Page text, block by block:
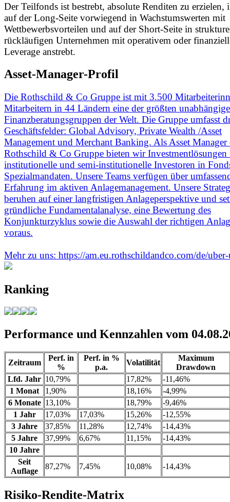
Der Teilfonds ist bestrebt, absolute Renditen zu erzielen,
auf der Long-Seite vorwiegend in Wachstumswerten mit
Wettbewerbsvorteilen und auf der Short-Seite in
rückläufigen Unternehmen mit operativem oder
Leverage anstrebt.
Asset-Manager-Profil
Die Rothschild & Co Gruppe ist mit 3.500
Mitarbeitern in 44 Ländern eine der größten
Finanzberatungsgruppen der Welt. Die Gruppe umfasst
Geschäftsfelder: Global Advisory, Private Wealth /Asset
Management und Merchant Banking. Als Asset Manager
Rothschild & Co Gruppe bieten wir Investmentlösungen
institutionelle und semi-institutionelle Investoren in
Spezialmandaten. Unsere Teams verfügen über
Erfahrung im aktiven Anlagemanagement. Unsere
beruhen auf einer langfristigen Anlageperspektive und
gründliche Fundamentalanalyse, eine Bewertung des
Konjunkturzyklus sowie die Auswahl der richtigen
voraus.
Mehr zu uns: https://am.eu.rothschildandco.com/de/
Ranking
Performance und Kennzahlen vom
Zeitraum
Perf. in
%
Perf. in %
p.a.
Volatilität
Maximum
Drawdown
Lfd. Jahr 10,79% 17,82%
-11,46%
1 Monat
1,90% 18,16%
-4,99%
6 Monate 13,10% 18,79%
-9,46%
1 Jahr
17,03% 17,03% 15,26%
-12,55%
3 Jahre
37,85% 11,28% 12,74%
-14,43%
5 Jahre
37,99% 6,67% 11,15%
-14,43%
10 Jahre
Seit
Auflage
87,27% 7,45% 10,08% -14,43%
Risiko-Rendite-Matrix